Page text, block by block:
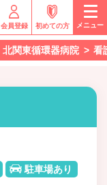
会員登録 初めての方 メニュー
北関東循環器病院 看
駐車場あり